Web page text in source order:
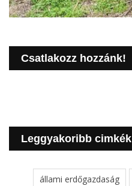
Csatlakozz hozzánk!
Leggyakoribb cimkék
állami erdőgazdaság